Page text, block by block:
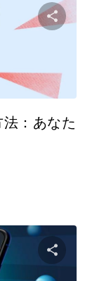
：あなた